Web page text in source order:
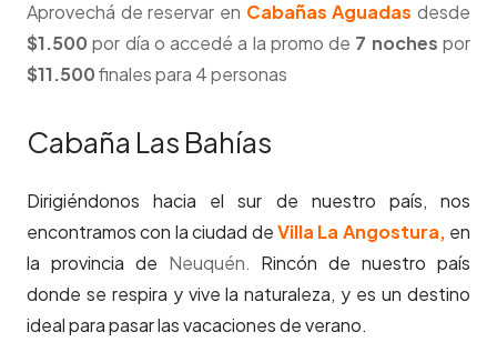
Aprovechá de reservar en Cabañas Aguadas desde
$1.500 por día o accedé a la promo de 7 noches por
$11.500finales para 4 personas
Cabaña Las Bahías
Dirigiéndonos hacia el sur de nuestro país, nos
encontramos con la ciudad deVilla La Angostura, en
la provincia de Neuquén. Rincón de nuestro país
donde se respira y vive la naturaleza, y es un destino
ideal para pasar las vacaciones de verano.